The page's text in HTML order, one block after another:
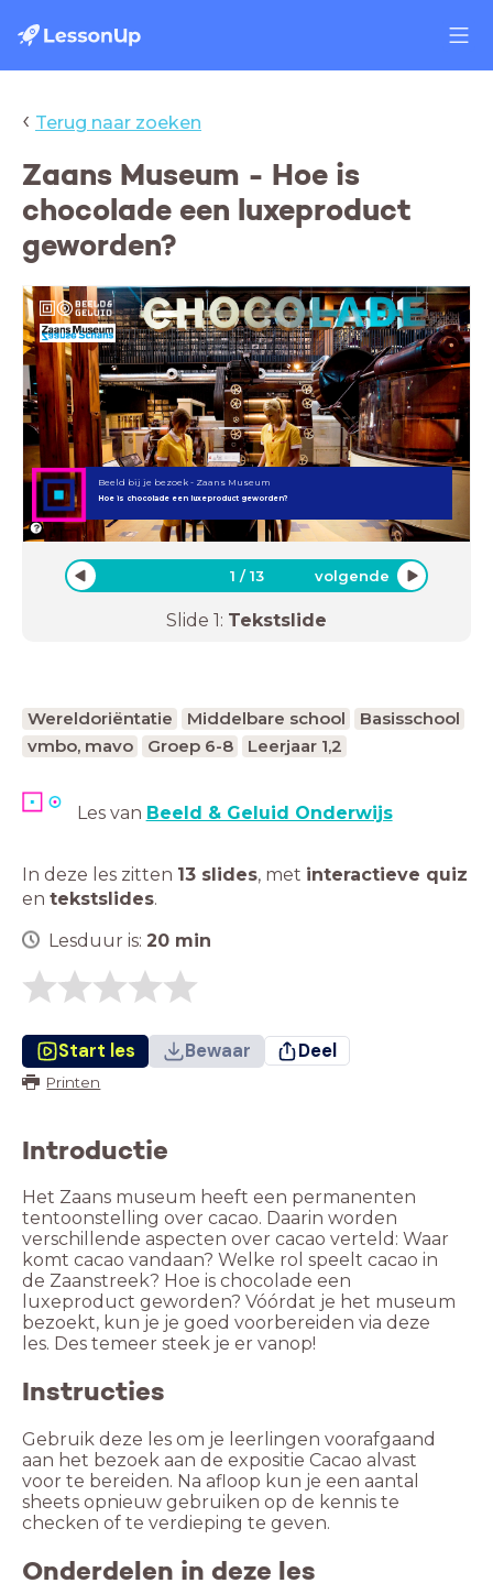
‹ Terug naar zoeken
Zaans Museum - Hoe is
chocolade een luxeproduct
geworden?
Beeld bij je bezoek - Zaans Museum
Hoe is chocolade een luxeproduct geworden?
1 /13 volgende
Slide 1: Tekstslide
Wereldoriëntatie Middelbare school
Basisschool
vmbo, mavo
Groep 6-8 Leerjaar 1,2
Les van Beeld & Geluid Onderwijs
In deze les zitten 13 slides, met interactieve quiz
en tekstslides.
Lesduur is: 20 min
Start les Bewaar Deel
Printen
Introductie
Het Zaans museum heeft een permanenten
tentoonstelling over cacao. Daarin worden
verschillende aspecten over cacao verteld: Waar
komt cacao vandaan? Welke rol speelt cacao in
de Zaanstreek? Hoe is chocolade een
luxeproduct geworden? Vóórdat je het museum
bezoekt, kun je je goed voorbereiden via deze
les. Des temeer steek je er vanop!
Instructies
Gebruik deze les om je leerlingen voorafgaand
aan het bezoek aan de expositie Cacao alvast
voor te bereiden. Na afloop kun je een aantal
sheets opnieuw gebruiken op de kennis te
checken of te verdieping te geven.
Onderdelen in deze les